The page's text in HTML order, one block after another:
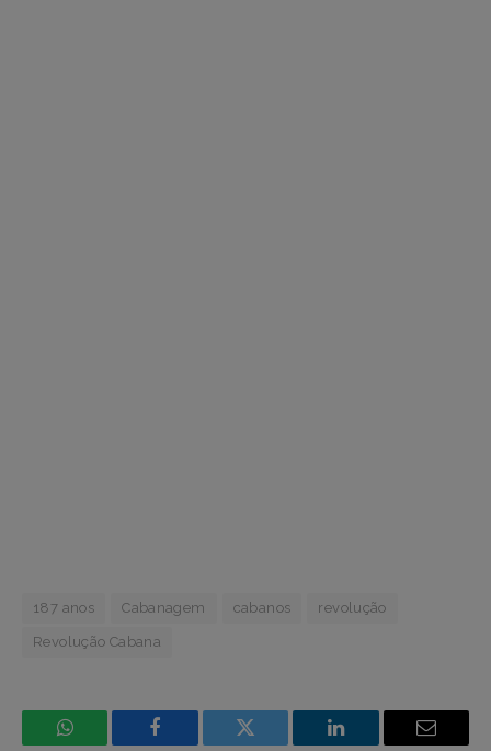
187 anos Cabanagem cabanos revolução
Revolução Cabana
WhatsApp Facebook
Incorpore
LinkedIn Email